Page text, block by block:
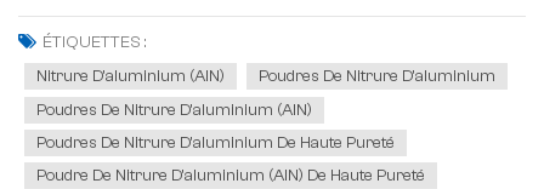
structurelles. Il appartient au système cristallin hexagonal et présente
des caractéristiques telles qu'un faible poids moléculaire, une forte
liaison atomique, une stru...
ÉTIQUETTES :
Nitrure D'aluminium (AlN)
Poudres De Nitrure D'aluminium
Poudres De Nitrure D'aluminium (AlN)
Poudres De Nitrure D'aluminium De Haute Pureté
Poudre De Nitrure D'aluminium (AlN) De Haute Pureté